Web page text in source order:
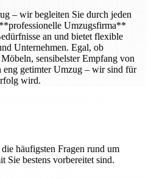
– wir begleiten Sie durch jeden
Umzugsfirma**
an und bietet flexible
Unternehmen. Egal, ob
sensibelster Empfang von
eng getimter Umzug – wir sind für
wird.
häufigsten Fragen rund um
Sie bestens vorbereitet sind.